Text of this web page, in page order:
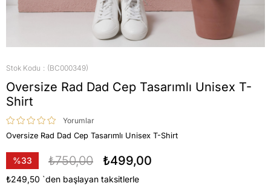
Stok Kodu (BC000349)
Oversize Rad Dad Cep Tasarımlı Unisex T-
Shirt
Yorumlar
Oversize Rad Dad Cep Tasarımlı Unisex T-Shirt
%33
İndirim
₺750,00 ₺499,00
₺249,50 `den başlayan taksitlerle